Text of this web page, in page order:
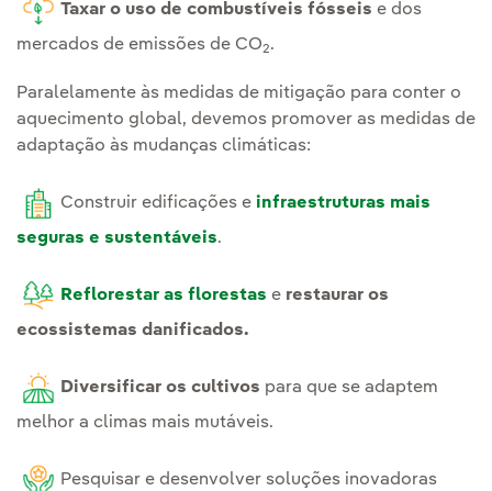
Taxar o uso de combustíveis fósseis e dos
mercados de emissões de CO2.
Paralelamente às medidas de mitigação para conter o
aquecimento global, devemos promover as medidas de
adaptação às mudanças climáticas:
Construir edificações e infraestruturas mais
seguras e sustentáveis.
Reflorestar as florestas e restaurar os
ecossistemas danificados.
Diversificar os cultivos para que se adaptem
melhor a climas mais mutáveis.
Pesquisar e desenvolver soluções inovadoras